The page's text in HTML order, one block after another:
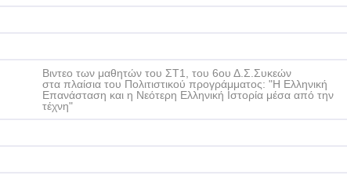
Βιντεο των μαθητών του ΣΤ1, του 6ου Δ.Σ.Συκεών
στα πλαίσια του Πολιτιστικού προγράμματος: "Η Ελληνική
Επανάσταση και η Νεότερη Ελληνική Ιστορία μέσα από την
τέχνη"